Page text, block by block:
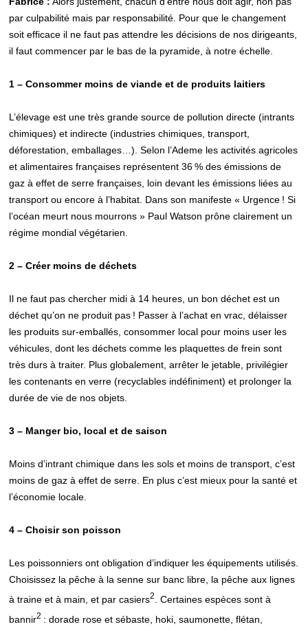
par culpabilité mais par responsabilité. Pour que le changement
soit efficace il ne faut pas attendre les décisions de nos dirigeants,
il faut commencer par le bas de la pyramide, à notre échelle.
1 – Consommer moins de viande et de produits laitiers
L’élevage est une très grande source de pollution directe (intrants
chimiques) et indirecte (industries chimiques, transport,
déforestation, emballages…). Selon l’Ademe les activités agricoles
et alimentaires françaises représentent 36 % des émissions de
gaz à effet de serre françaises, loin devant les émissions liées au
transport ou encore à l’habitat. Dans son manifeste « Urgence ! Si
l’océan meurt nous mourrons » Paul Watson prône clairement un
régime mondial végétarien.
2 – Créer moins de déchets
Il ne faut pas chercher midi à 14 heures, un bon déchet est un
déchet qu’on ne produit pas ! Passer à l’achat en vrac, délaisser
les produits sur-emballés, consommer local pour moins user les
véhicules, dont les déchets comme les plaquettes de frein sont
très durs à traiter. Plus globalement, arrêter le jetable, privilégier
les contenants en verre (recyclables indéfiniment) et prolonger la
durée de vie de nos objets.
3 – Manger bio, local et de saison
Moins d’intrant chimique dans les sols et moins de transport, c’est
moins de gaz à effet de serre. En plus c’est mieux pour la santé et
l’économie locale.
4 – Choisir son poisson
Les poissonniers ont obligation d’indiquer les équipements utilisés.
Choisissez la pêche à la senne sur banc libre, la pêche aux lignes
à traine et à main, et par casiers2
. Certaines espèces sont à
bannir2 : dorade rose et sébaste, hoki, saumonette, flétan,